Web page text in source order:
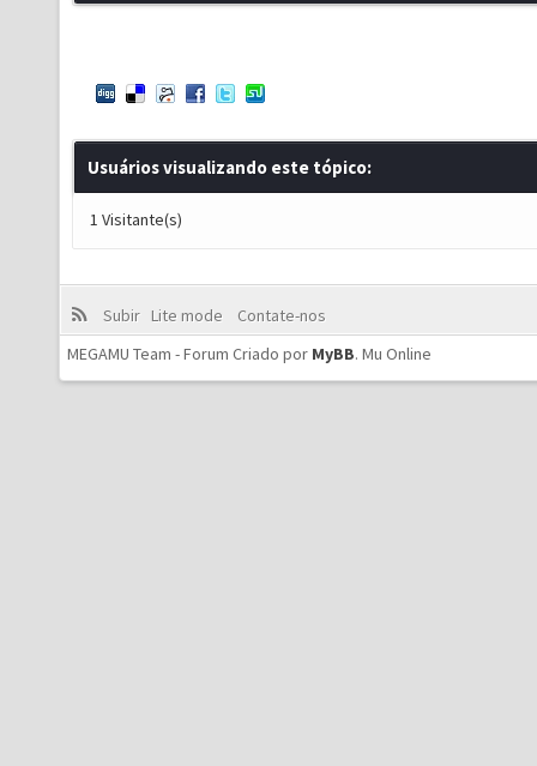
Usuários visualizando este tópico:
1 Visitante(s)
Subir Lite mode
Contate-nos
MEGAMU Team - Forum Criado por MyBB. Mu Online